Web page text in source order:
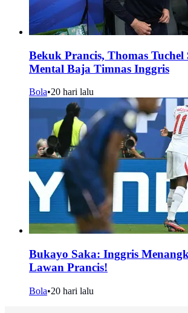
Bekuk Prancis, Thomas Tuchel
Mental Baja Timnas Inggris
Bola•20 hari lalu
Bukayo Saka: Inggris
Lawan Prancis!
Bola•20 hari lalu